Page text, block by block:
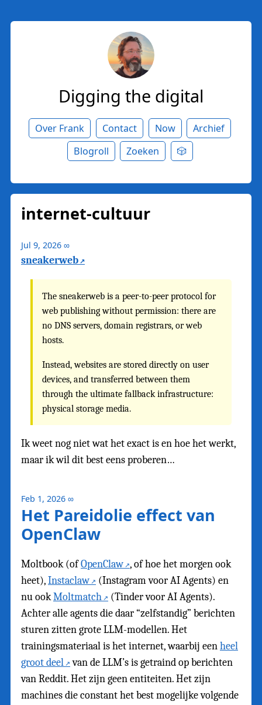
Digging the digital
Over Frank Contact Now
Archief
Blogroll
Zoeken 🎲
internet-cultuur
Jul 9, 2026 ∞
sneakerweb
The sneakerweb is a peer-to-peer protocol for
web publishing without permission: there are
no DNS servers, domain registrars, or web
hosts.
Instead, websites are stored directly on user
devices, and transferred between them
through the ultimate fallback infrastructure:
physical storage media.
Ik weet nog niet wat het exact is en hoe het werkt,
maar ik wil dit best eens proberen…
Feb 1, 2026 ∞
Het Pareidolie effect van
OpenClaw
Moltbook (ofOpenClaw , of hoe het morgen ook
heet),Instaclaw
(Instagram voor AI Agents) en
nu ookMoltmatch
(Tinder voor AI Agents).
Achter alle agents die daar “zelfstandig” berichten
sturen zitten grote LLM-modellen. Het
trainingsmateriaal is het internet, waarbij eenheel
groot deel
van de LLM’s is getraind op berichten
van Reddit. Het zijn geen entiteiten. Het zijn
machines die constant het best mogelijke volgende